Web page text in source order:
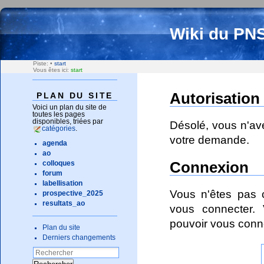
Wiki du
Piste: • start
Vous êtes ici: start
Autorisation
Désolé, vous
votre demande.
Connexion
Vous n'êtes pas
vous
pouvoir vous
PLAN DU SITE
Voici un plan du site de
toutes les pages
disponibles, triées par
catégories
agenda
ao
colloques
forum
labellisation
prospective_2025
resultats_ao
Plan du site
Derniers changements